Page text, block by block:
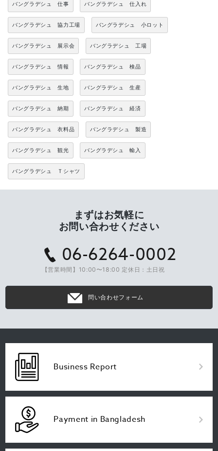
バングラデシュ 仕事 バングラデシュ 仕入れ
バングラデシュ 協力工場 バングラデシュ 小ロット
バングラデシュ 展示会 バングラデシュ 工場
バングラデシュ 情報 バングラデシュ 検品
バングラデシュ 生地 バングラデシュ 生産
バングラデシュ 納期 バングラデシュ 経済
バングラデシュ 衣料品 バングラデシュ 製造
バングラデシュ 観光 バングラデシュ 輸入
バングラデシュ Ｔシャツ
まずはお気軽に
お問い合わせください
06-6264-0002
【営業時間】10:00〜18:00 定休日：土日祝
問い合わせフォーム
Business Report
Payment in Bangladesh